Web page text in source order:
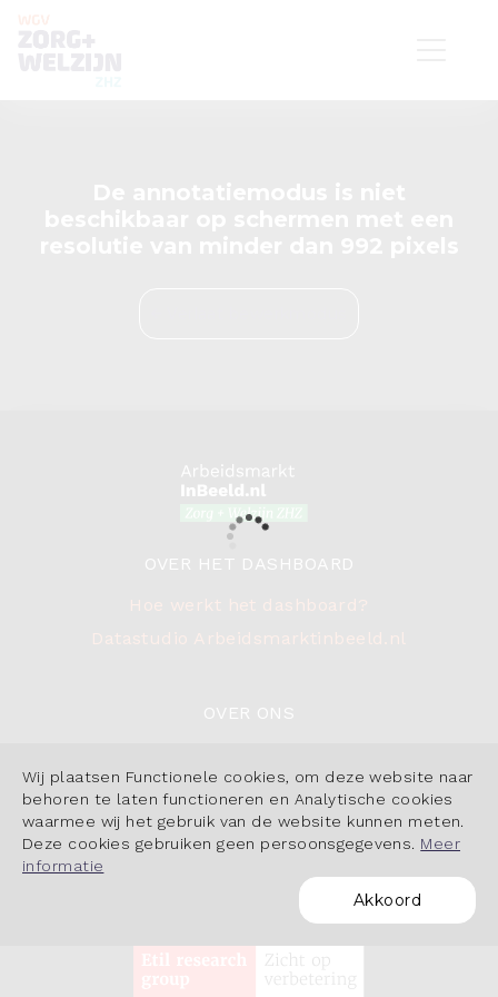
Wij plaatsen Functionele cookies, om deze website naar
behoren te laten functioneren en Analytische cookies
waarmee wij het gebruik van de website kunnen meten.
Deze cookies gebruiken geen persoonsgegevens. Meer
informatie
Akkoord
OVER HET DASHBOARD
Hoe werkt het dashboard?
Datastudio Arbeidsmarktinbeeld.nl
OVER ONS
Cookiebeleid
POWERED BY